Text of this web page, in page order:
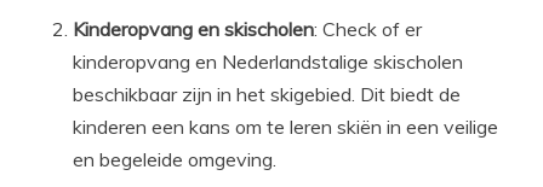
Kinderopvang en skischolen: Check of er
kinderopvang en Nederlandstalige skischolen
beschikbaar zijn in het skigebied. Dit biedt de
kinderen een kans om te leren skiën in een veilige
en begeleide omgeving.